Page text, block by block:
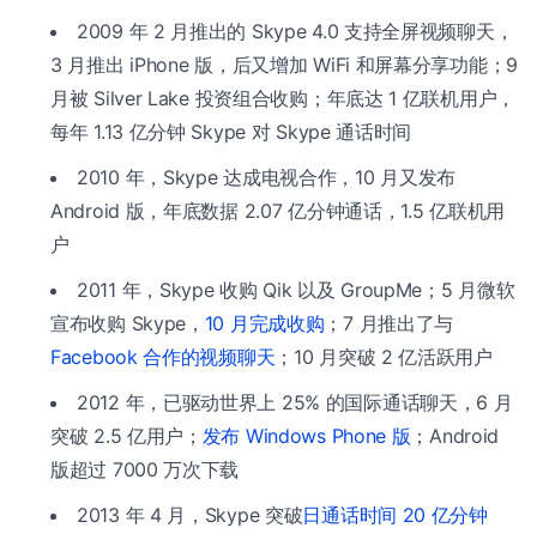
2009 年 2 月推出的 Skype 4.0 支持全屏视频聊天，
3 月推出 iPhone 版，后又增加 WiFi 和屏幕分享功能；9
月被 Silver Lake 投资组合收购；年底达 1 亿联机用户，
每年 1.13 亿分钟 Skype 对 Skype 通话时间
2010 年，Skype 达成电视合作，10 月又发布
Android 版，年底数据 2.07 亿分钟通话，1.5 亿联机用
户
2011 年，Skype 收购 Qik 以及 GroupMe；5 月微软
宣布收购 Skype， 10 月完成收购 ；7 月推出了与
Facebook 合作的视频聊天 ；10 月突破 2 亿活跃用户
2012 年，已驱动世界上 25% 的国际通话聊天，6 月
突破 2.5 亿用户； 发布 Windows Phone 版 ；Android
版超过 7000 万次下载
2013 年 4 月，Skype 突破日通话时间 20 亿分钟